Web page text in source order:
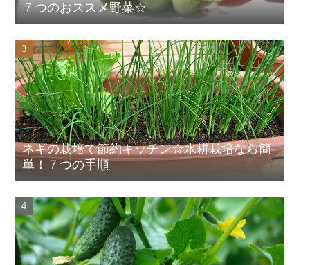
７つのおススメ野菜☆
ネギの栽培で節約キッチン☆水耕栽培なら簡
単！７つの手順